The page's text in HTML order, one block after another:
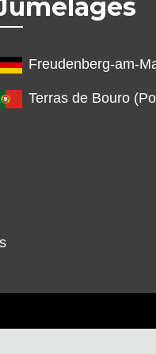
Freudenberg-am-
Terras de Bouro